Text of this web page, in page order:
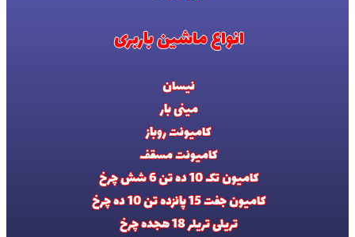
انواع ماشین باربری
نیسان
مینی بار
کامیونت روباز
کامیونت مسقف
کامیون تک 10 ده تن 6 شش چرخ
کامیون جفت 15 پانزده تن 10 ده چرخ
تریلی تریلر 18 هجده چرخ